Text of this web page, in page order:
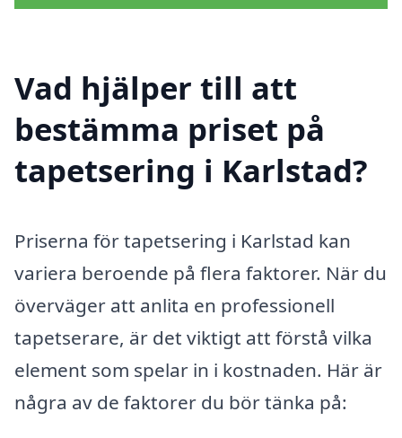
Vad hjälper till att
bestämma priset på
tapetsering i Karlstad?
Priserna för tapetsering i Karlstad kan
variera beroende på flera faktorer. När du
överväger att anlita en professionell
tapetserare, är det viktigt att förstå vilka
element som spelar in i kostnaden. Här är
några av de faktorer du bör tänka på: